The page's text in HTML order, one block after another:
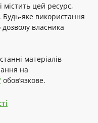
містить цей ресурс,
яке використання
дозволу власника
матеріалів
на
обов’язкове.